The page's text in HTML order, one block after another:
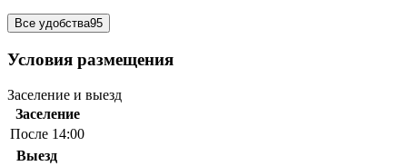
Все удобства95
Условия размещения
Заселение и выезд
Заселение
После 14:00
Выезд